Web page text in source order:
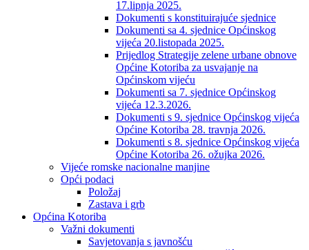
17.lipnja 2025.
Dokumenti s konstituirajuće sjednice
Dokumenti sa 4. sjednice Općinskog
vijeća 20.listopada 2025.
Prijedlog Strategije zelene urbane obnove
Općine Kotoriba za usvajanje na
Općinskom vijeću
Dokumenti sa 7. sjednice Općinskog
vijeća 12.3.2026.
Dokumenti s 9. sjednice Općinskog vijeća
Općine Kotoriba 28. travnja 2026.
Dokumenti s 8. sjednice Općinskog vijeća
Općine Kotoriba 26. ožujka 2026.
Vijeće romske nacionalne manjine
Opći podaci
Položaj
Zastava i grb
Općina Kotoriba
Važni dokumenti
Savjetovanja s javnošću